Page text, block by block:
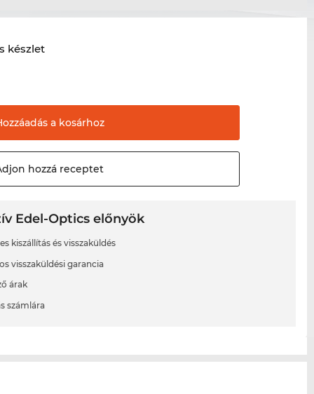
készlet
a kosárhoz
hozzá receptet
Edel-Optics előnyök
kiszállítás és visszaküldés
visszaküldési garancia
árak
számlára